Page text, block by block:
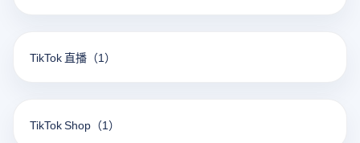
TikTok 直播 （1）
TikTok Shop （1）